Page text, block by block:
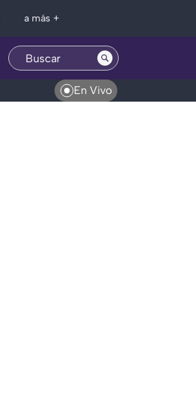
a más +
En Vivo